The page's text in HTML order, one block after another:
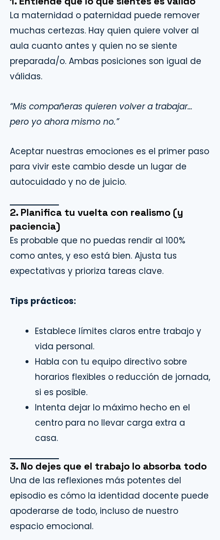
La maternidad o paternidad puede remover
muchas certezas. Hay quien quiere volver al
aula cuanto antes y quien no se siente
preparada/o. Ambas posiciones son igual de
válidas.
“Mis compañeras quieren volver a trabajar…
pero yo ahora mismo no.”
Aceptar nuestras emociones es el primer paso
para vivir este cambio desde un lugar de
autocuidado y no de juicio.
2. Planifica tu vuelta con realismo (y
paciencia)
Es probable que no puedas rendir al 100%
como antes, y eso está bien. Ajusta tus
expectativas y prioriza tareas clave.
Tips prácticos:
Establece límites claros entre trabajo y
vida personal.
Habla con tu equipo directivo sobre
horarios flexibles o reducción de jornada,
si es posible.
Intenta dejar lo máximo hecho en el
centro para no llevar carga extra a
casa.
3. No dejes que el trabajo lo absorba todo
Una de las reflexiones más potentes del
episodio es cómo la identidad docente puede
apoderarse de todo, incluso de nuestro
espacio emocional.